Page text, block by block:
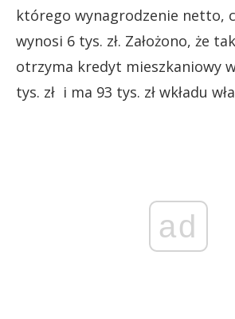
którego wynagrodzenie netto,
wynosi 6 tys. zł. Założono, że
otrzyma kredyt mieszkaniowy
tys. zł i ma 93 tys. zł wkładu
ad